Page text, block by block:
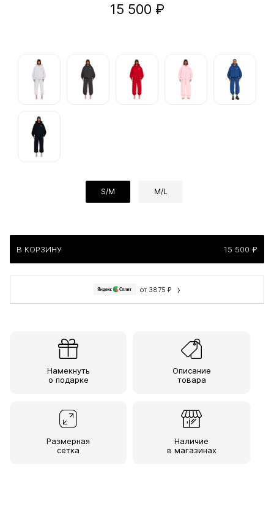
15 500 ₽
S/M M/L
В КОРЗИНУ 15 500 ₽
от 3875 ₽ ›
Намекнуть
о подарке
Описание
товара
Размерная
сетка
Наличие
в магазинах